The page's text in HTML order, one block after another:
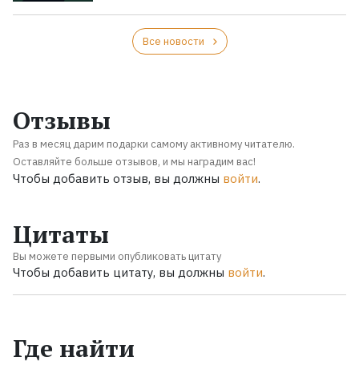
Все новости
Отзывы
Раз в месяц дарим подарки самому активному читателю.
Оставляйте больше отзывов, и мы наградим вас!
Чтобы добавить отзыв, вы должны войти.
Цитаты
Вы можете первыми опубликовать цитату
Чтобы добавить цитату, вы должны войти.
Где найти